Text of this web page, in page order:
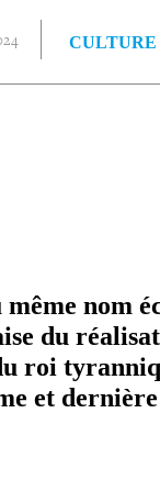
CULTURE
même nom
du
roi
et dernière